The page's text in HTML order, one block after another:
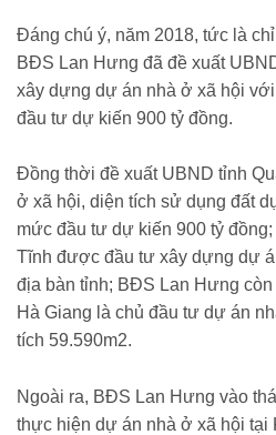
Đáng chú ý, năm 2018, tức là
BĐS Lan Hưng đã đề xuất
xây dựng dự án nhà ở xã hội
đầu tư dự kiến 900 tỷ đồng.
Đồng thời đề xuất UBND tỉnh
ở xã hội, diện tích sử dụng đất
mức đầu tư dự kiến 900 tỷ
Tĩnh được đầu tư xây dựng dự
địa bàn tỉnh; BĐS Lan Hưng
Hà Giang là chủ đầu tư dự án
tích 59.590m2.
Ngoài ra, BĐS Lan Hưng vào
thực hiện dự án nhà ở xã hội tại